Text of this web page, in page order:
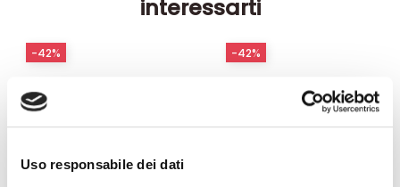
Uso responsabile dei dati
interessarti
-42% -42%